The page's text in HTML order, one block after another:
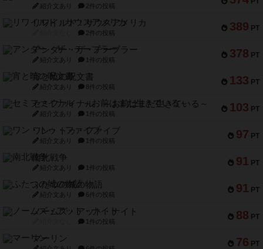
紹介文あり 2件の投稿
389 PT
リワイルド：サウスアメリカ
2件の投稿
378 PT
アンダー・ザ・テーブラー
紹介文あり 1件の投稿
133 PT
宵と暁の呪文書
紹介文あり 8件の投稿
103 PT
セミファイナル ～お前はまだ生きている～
紹介文あり 1件の投稿
97 PT
ワン・トゥ・ファイブ
紹介文あり 1件の投稿
91 PT
南北戦争
紹介文あり 1件の投稿
91 PT
ふたつの城の物語
紹介文あり 6件の投稿
88 PT
ノームズ・アット・ナイト
1件の投稿
76 PT
マーリン